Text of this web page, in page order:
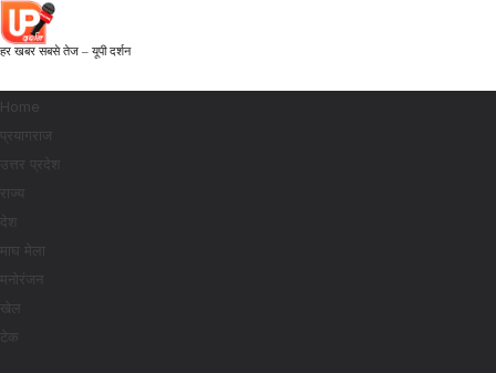
हर खबर सबसे तेज – यूपी दर्शन
Home
प्रयागराज
उत्तर प्रदेश
राज्य
देश
माघ मेला
मनोरंजन
खेल
टेक